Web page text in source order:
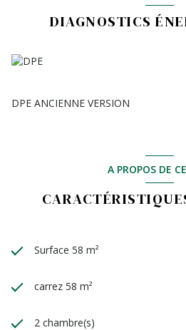
DIAGNOSTICS
DPE ANCIENNE VERSION
A PROPOS DE
Surface 58 m²
carrez 58 m²
2 chambre(s)